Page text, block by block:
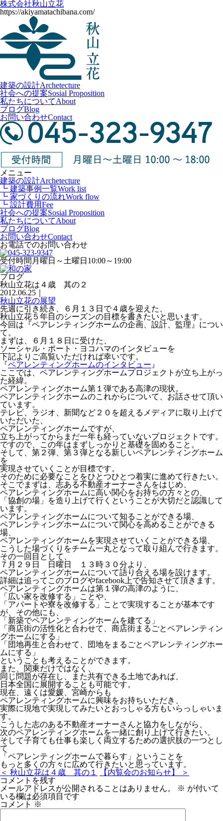
株式会社秋山立花
https://akiyamatachibana.com/
建築の設計Archetecture
社会への提案Sosial Proposition
私たちについてAbout
ブログBlog
お問い合わせContact
メニュー
建築の設計Archetecture
┗ 建築事例一覧Work list
┗ 家づくりの流れWork flow
┗ 設計費用Fee
社会への提案Sosial Proposition
私たちについてAbout
ブログBlog
お問い合わせContact
お電話でのお問い合わせ
受付時間 月曜日～土曜日10:00～19:00
ブログ
秋山立花は４歳 其の２
2012.06.25
秋山立花の展望
先週に引き続き、６月１３日で４歳を迎えた、
秋山立花５年目のシーズンの目標を書きたいと思います。
今回は『ペアレンティングホームの企画、設計、監理』につい
て。
まずは、６月１８日に受けた、
ソーシャル・ポート・ヨコハマのインタビューを
下記よりご高覧いただければ幸いです。
『ペアレンティングホームのインタビュー 』
ここでは、ペアレンティングホームプロジェクトが立ち上がっ
た経緯。
ペアレンティングホーム第１弾である高津の現状。
ペアレンティングホームのこれからについて、お話させて頂い
ています。
テレビ、ラジオ、新聞など２０を超えるメディアに取り上げて
いただいた、
ペアレンティングホームですが、
立ち上がってからまだ一年も経っていないプロジェクトです。
ですので、この年はまずしっかりと基礎を固めること。
そして、第２弾、第３弾となる新しいペアレンティングホーム
を
実現させていくことが目標です。
そのために必要なことをひとつひとつ着実に進めて行きたい。
そこでまずは、志ある不動産オーナーさんをはじめ、
ペアレンティングホームに高い関心をお持ちの方々との、
「協創の場」を造り上げて行くということが大切だと認識して
います。
ペアレンティングホームについて知ることができる場、
ペアレンティングホームについて関心を高めることができる
場、
ペアレンティングホームを実現させていくことができる場、
こうした場づくりをチーム一丸となって取り組んで行きます。
その一回目として、
７月２９日 日曜日 １３時３０分より、
ペアレンティングホームについて語り合える場を設けます。
詳細は追ってこのブログやfacebook上で告知させて頂きます。
ペアレンティングホームは第１弾の高津のように、
「広い家を改修する」ことや、
「アパートや寮を改修する」ことで実現することが基本です
が、その他にも、
「新築でペアレンティングホームを建てる」
「商店街の活性化と合わせて、商店街まるごとペアレンティン
グホームにする」
「団地再生と合わせて、団地をまるごとペアレンティングホー
ムにする」
ということも考えることができます。
また、関東だけではなく、
同じ問題が存在し、また共有できる土地であれば、
日本全国に展開することも可能です。
現在、遠くは愛媛、宮崎からも
ペアレンティングホームに興味をお持ちいただき、
実際に現地で実現してみたいとおっしゃる方もいらっしゃいま
す。
こうした志のある不動産オーナーさんと協力をしながら、
次のペアレンティングホームを一緒に創り上げて行きたい。
そして子育ても仕事も楽しく両立するための選択肢の一つとし
て
「ペアレンティングホームで暮らす」ということを
もっと多くの方々に広めて行きたいと思っています。
＜ 秋山立花は４歳 其の１
【内覧会のお知らせ】 ＞
コメントを残す
メールアドレスが公開されることはありません。
※ が付いて
いる欄は必須項目です
コメント ※